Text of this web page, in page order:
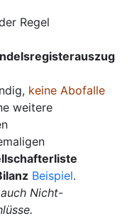
Regel
keine Abofalle
weitere
Beispiel.
Nicht-